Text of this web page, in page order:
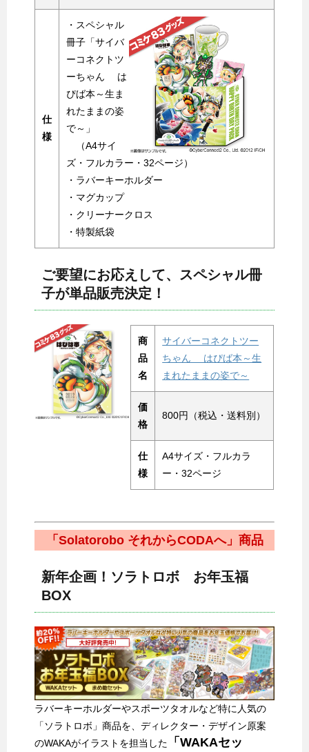
仕
様
・スペシャル
冊子「サイバ
ーコネクトツ
ーちゃん は
ぴば本～生ま
れたままの姿
で～」
（A4サイ
ズ・フルカラー・32ページ）
・ラバーキーホルダー
・マグカップ
・クリーナークロス
・特製紙袋
ご要望にお応えして、スペシャル冊
子が単品販売決定！
商
品
名
サイバーコネクトツー
ちゃん はぴば本～生
まれたままの姿で～
価
格
800円（税込・送料別）
仕
様
A4サイズ・フルカラ
ー・32ページ
「Solatorobo それからCODAへ」商品
新年企画！ソラトロボ お年玉福
BOX
ラバーキーホルダーやスポーツタオルなど特に人気の
「ソラトロボ」商品を、ディレクター・デザイン原案
のWAKAがイラストを担当した
「WAKAセッ